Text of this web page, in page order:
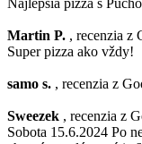
Martin P. , recenzia z
Super pizza ako vždy!
samo s. , recenzia z
Sweezek , recenzia z
Sobota 15.6.2024 Po